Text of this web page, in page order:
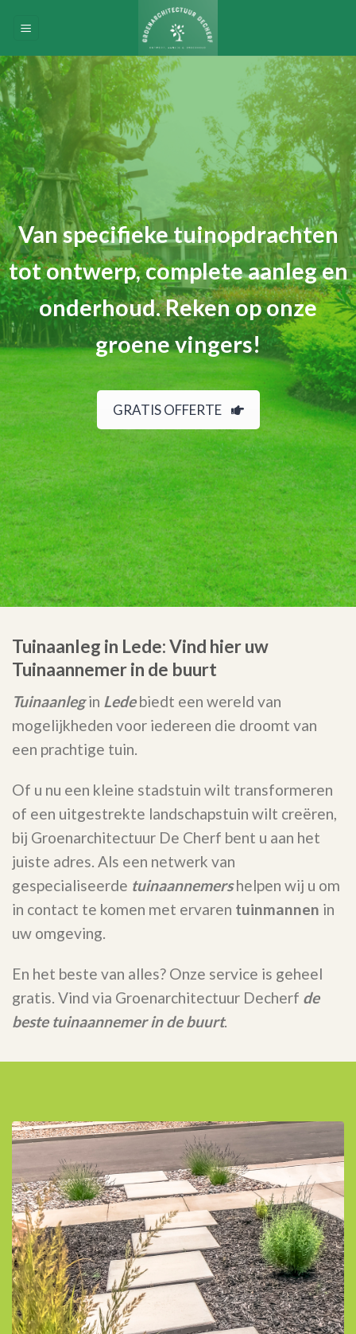
Van specifieke tuinopdrachten
tot ontwerp, complete aanleg en
onderhoud. Reken op onze
groene vingers!
GRATIS OFFERTE
Tuinaanleg in Lede: Vind hier uw
Tuinaannemer in de buurt
Tuinaanlegin Ledebiedt een wereld van
mogelijkheden voor iedereen die droomt van
een prachtige tuin.
Of u nu een kleine stadstuin wilt transformeren
of een uitgestrekte landschapstuin wilt creëren,
bij Groenarchitectuur De Cherf bent u aan het
juiste adres. Als een netwerk van
gespecialiseerde tuinaannemershelpen wij u om
in contact te komen met ervaren tuinmannen in
uw omgeving.
En het beste van alles? Onze service is geheel
gratis. Vind via Groenarchitectuur Decherf de
beste tuinaannemer in de buurt.